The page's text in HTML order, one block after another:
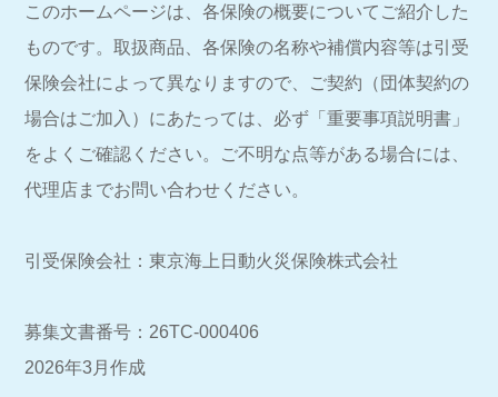
このホームページは、各保険の概要についてご紹介した
ものです。取扱商品、各保険の名称や補償内容等は引受
保険会社によって異なりますので、ご契約（団体契約の
場合はご加入）にあたっては、必ず「重要事項説明書」
をよくご確認ください。ご不明な点等がある場合には、
代理店までお問い合わせください。
引受保険会社：東京海上日動火災保険株式会社
募集文書番号：26TC-000406
2026年3月作成